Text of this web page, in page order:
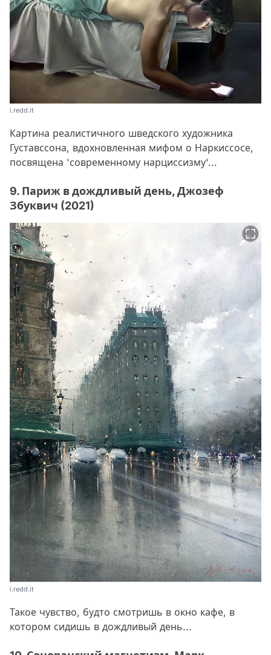
i.redd.it
Картина реалистичного шведского художника
Густавссона, вдохновленная мифом о Наркиссосе,
посвящена 'современному нарциссизму'...
9. Париж в дождливый день, Джозеф
Збуквич (2021)
i.redd.it
Такое чувство, будто смотришь в окно кафе, в
котором сидишь в дождливый день...